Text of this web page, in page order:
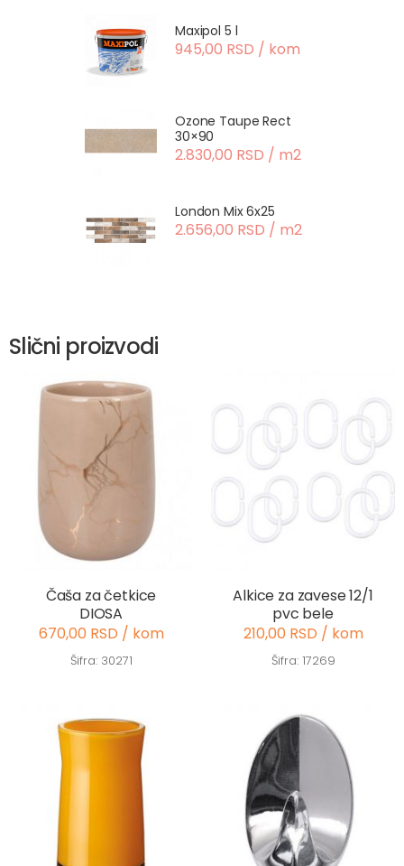
Maxipol 5 l
945,00 RSD / kom
Ozone Taupe Rect
30×90
2.830,00 RSD / m2
London Mix 6x25
2.656,00 RSD / m2
Slični proizvodi
Čaša za četkice
DIOSA
670,00 RSD / kom
Šifra: 30271
Alkice za zavese 12/1
pvc bele
210,00 RSD / kom
Šifra: 17269